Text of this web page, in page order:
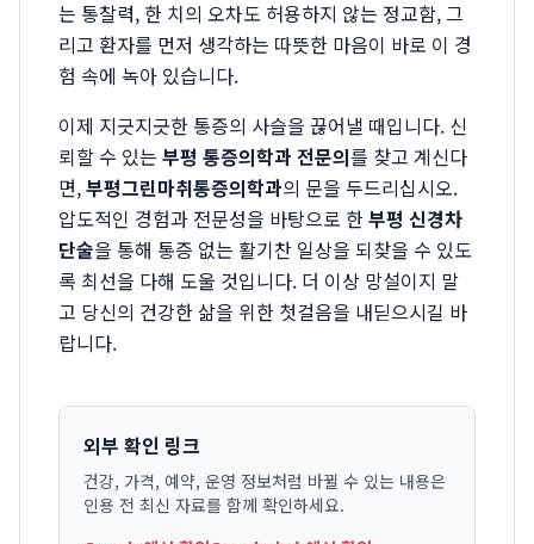
는 통찰력, 한 치의 오차도 허용하지 않는 정교함, 그
리고 환자를 먼저 생각하는 따뜻한 마음이 바로 이 경
험 속에 녹아 있습니다.
이제 지긋지긋한 통증의 사슬을 끊어낼 때입니다. 신
뢰할 수 있는 부평 통증의학과 전문의를 찾고 계신다
면,부평그린마취통증의학과의 문을 두드리십시오.
압도적인 경험과 전문성을 바탕으로 한부평 신경차
단술을 통해 통증 없는 활기찬 일상을 되찾을 수 있도
록 최선을 다해 도울 것입니다. 더 이상 망설이지 말
고 당신의 건강한 삶을 위한 첫걸음을 내딛으시길 바
랍니다.
외부 확인 링크
건강, 가격, 예약, 운영 정보처럼 바뀔 수 있는 내용은
인용 전 최신 자료를 함께 확인하세요.